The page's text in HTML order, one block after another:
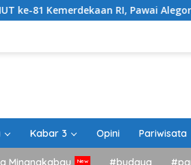
RI, Pawai Alegoris di Tanah
Kabar 3 Opini Pariwisata
Minangkabau #budaya